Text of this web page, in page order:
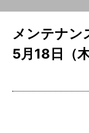
メンテナン
5月18日（